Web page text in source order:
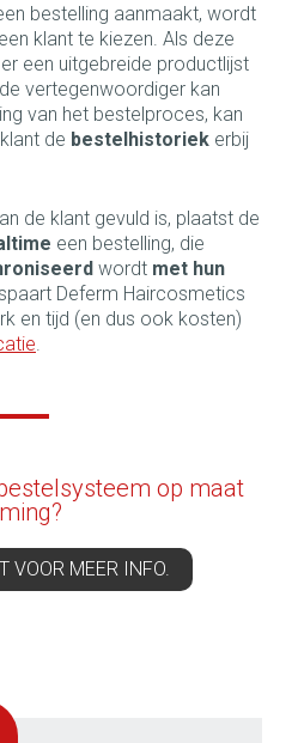
bestelling aanmaakt, wordt
klant te kiezen. Als deze
een uitgebreide productlijst
vertegenwoordiger kan
van het bestelproces, kan
de bestelhistoriek erbij
de klant gevuld is, plaatst de
een bestelling, die
wordt met hun
spaart Deferm Haircosmetics
en tijd (en dus ook kosten)
op maat
VOOR MEER INFO.